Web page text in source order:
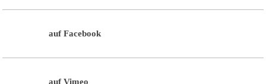
auf Facebook
auf Vimeo